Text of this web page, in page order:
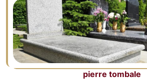
pierre tombale